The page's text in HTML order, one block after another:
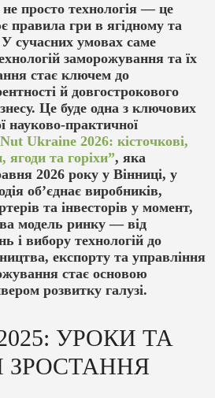
просто технологія — це
правила гри в ягідному та
У сучасних умовах саме
заморожування та їх
стає ключем до
й довгострокового
Це буде одна з ключових
науково-практичної
Ukraine 2026: кісточкові,
ягоди та горіхи”, яка
2026 року у Вінниці, у
об’єднає виробників,
та інвесторів у момент,
модель ринку — від
і вибору технологій до
експорту та управління
стає основою
розвитку галузі.
УРОКИ ТА
ЗРОСТАННЯ